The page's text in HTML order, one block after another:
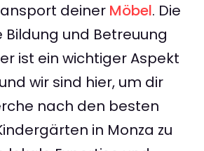
deiner Möbel. Die
und Betreuung
ist ein wichtiger Aspekt
wir sind hier, um dir
nach den besten
in Monza zu